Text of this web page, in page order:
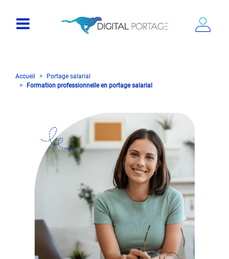
Accueil
Portage salarial
Formation professionnelle en portage salarial